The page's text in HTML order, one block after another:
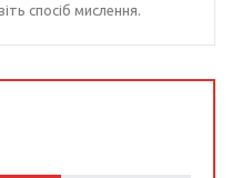
спосіб мислення.